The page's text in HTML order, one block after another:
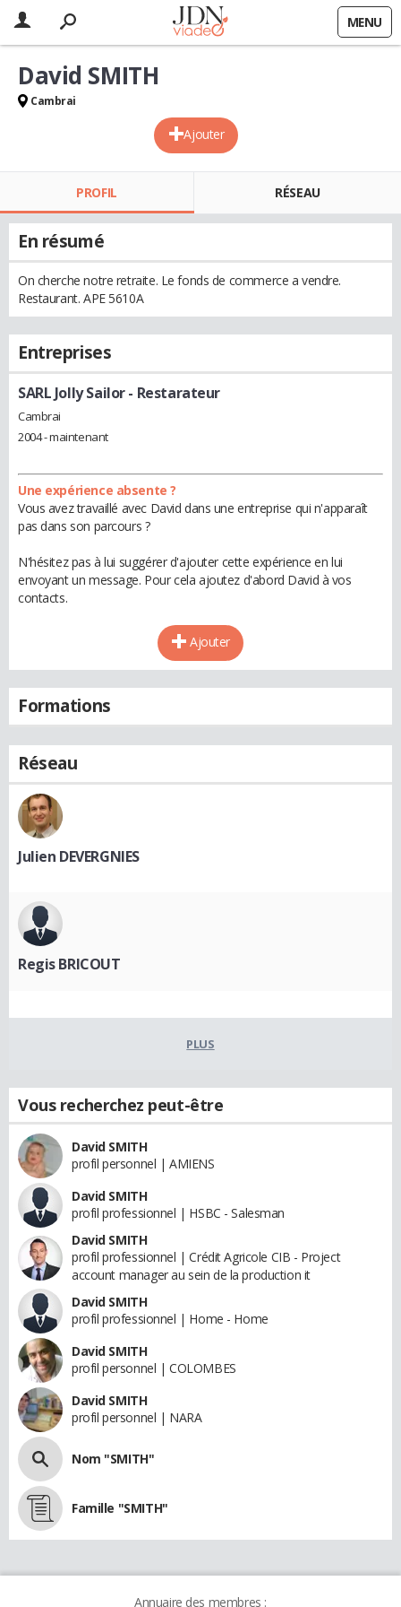
MENU
Ajouter
David SMITH
Cambrai
PROFIL RÉSEAU
En résumé
On cherche notre retraite. Le fonds de commerce a vendre.
Restaurant. APE 5610A
Entreprises
SARL Jolly Sailor- Restarateur
Cambrai
2004 - maintenant
Une expérience absente ?
Vous avez travaillé avec David dans une entreprise qui n'apparaît
pas dans son parcours ?
N'hésitez pas à lui suggérer d'ajouter cette expérience en lui
envoyant un message. Pour cela ajoutez d'abord David à vos
contacts.
Ajouter
Formations
Réseau
Julien DEVERGNIES
Regis BRICOUT
PLUS
Vous recherchez peut-être
David SMITH
profil personnel | AMIENS
David SMITH
profil professionnel | HSBC - Salesman
David SMITH
profil professionnel | Crédit Agricole CIB - Project
account manager au sein de la production it
David SMITH
profil professionnel | Home - Home
David SMITH
profil personnel | COLOMBES
David SMITH
profil personnel | NARA
Nom "SMITH"
Famille "SMITH"
Annuaire des membres :